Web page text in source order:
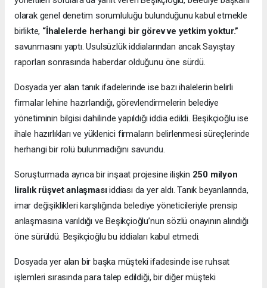
olarak genel denetim sorumluluğu bulunduğunu kabul etmekle
birlikte, “İhalelerde herhangi bir görev ve yetkim yoktur.”
savunmasını yaptı. Usulsüzlük iddialarından ancak Sayıştay
raporları sonrasında haberdar olduğunu öne sürdü.
Dosyada yer alan tanık ifadelerinde ise bazı ihalelerin belirli
firmalar lehine hazırlandığı, görevlendirmelerin belediye
yönetiminin bilgisi dahilinde yapıldığı iddia edildi. Beşikçioğlu ise
ihale hazırlıkları ve yüklenici firmaların belirlenmesi süreçlerinde
herhangi bir rolü bulunmadığını savundu.
Soruşturmada ayrıca bir inşaat projesine ilişkin 250 milyon
liralık rüşvet anlaşmasıiddiası da yer aldı. Tanık beyanlarında,
imar değişiklikleri karşılığında belediye yöneticileriyle prensip
anlaşmasına varıldığı ve Beşikçioğlu’nun sözlü onayının alındığı
öne sürüldü. Beşikçioğlu bu iddiaları kabul etmedi.
Dosyada yer alan bir başka müşteki ifadesinde ise ruhsat
işlemleri sırasında para talep edildiği, bir diğer müşteki